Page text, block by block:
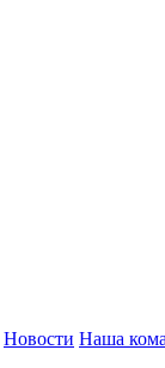
Новости Наша